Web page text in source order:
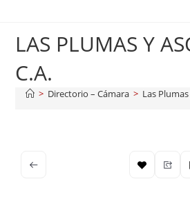
LAS PLUMAS Y
C.A.
> Directorio – Cámara > Las